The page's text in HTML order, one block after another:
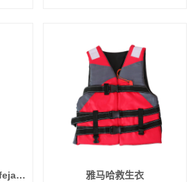
船用救生衣（Marine Lifejacket）JHY-IV CCS认证 雅马哈救生衣